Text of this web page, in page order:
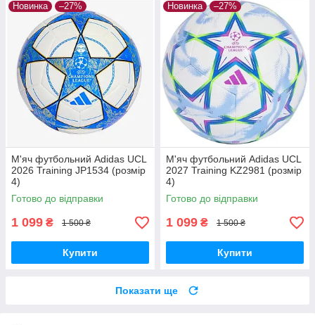
Новинка –27%
М'яч футбольний Adidas UCL
2026 Training JP1534 (розмір
4)
Готово до відправки
1 099 ₴ 1 500 ₴
Купити
Новинка –27%
М'яч футбольний Adidas UCL
2027 Training KZ2981 (розмір
4)
Готово до відправки
1 099 ₴ 1 500 ₴
Купити
Показати ще